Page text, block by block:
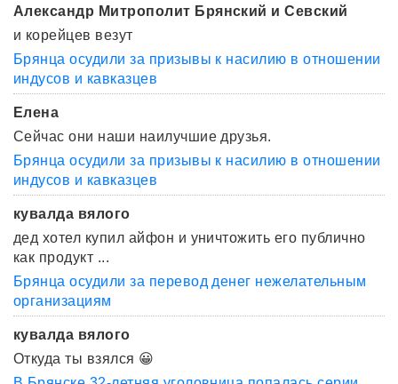
Александр Митрополит Брянский и Севский
и корейцев везут
Брянца осудили за призывы к насилию в отношении
индусов и кавказцев
Елена
Сейчас они наши наилучшие друзья.
Брянца осудили за призывы к насилию в отношении
индусов и кавказцев
кувалда вялого
дед хотел купил айфон и уничтожить его публично
как продукт ...
Брянца осудили за перевод денег нежелательным
организациям
кувалда вялого
Откуда ты взялся 😀